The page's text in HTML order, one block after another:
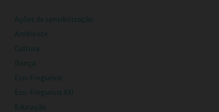
Ações de sensibilização
Ambiente
Cultura
Dança
Eco-Freguesia
Eco-Freguesia XXI
Educação